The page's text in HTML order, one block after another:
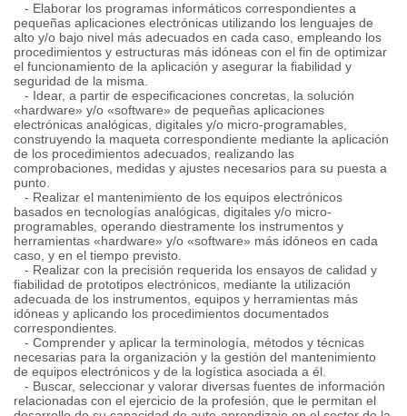
- Elaborar los programas informáticos correspondientes a
pequeñas aplicaciones electrónicas utilizando los lenguajes de
alto y/o bajo nivel más adecuados en cada caso, empleando los
procedimientos y estructuras más idóneas con el fin de optimizar
el funcionamiento de la aplicación y asegurar la fiabilidad y
seguridad de la misma.
- Idear, a partir de especificaciones concretas, la solución
«hardware» y/o «software» de pequeñas aplicaciones
electrónicas analógicas, digitales y/o micro-programables,
construyendo la maqueta correspondiente mediante la aplicación
de los procedimientos adecuados, realizando las
comprobaciones, medidas y ajustes necesarios para su puesta a
punto.
- Realizar el mantenimiento de los equipos electrónicos
basados en tecnologías analógicas, digitales y/o micro-
programables, operando diestramente los instrumentos y
herramientas «hardware» y/o «software» más idóneos en cada
caso, y en el tiempo previsto.
- Realizar con la precisión requerida los ensayos de calidad y
fiabilidad de prototipos electrónicos, mediante la utilización
adecuada de los instrumentos, equipos y herramientas más
idóneas y aplicando los procedimientos documentados
correspondientes.
- Comprender y aplicar la terminología, métodos y técnicas
necesarias para la organización y la gestión del mantenimiento
de equipos electrónicos y de la logística asociada a él.
- Buscar, seleccionar y valorar diversas fuentes de información
relacionadas con el ejercicio de la profesión, que le permitan el